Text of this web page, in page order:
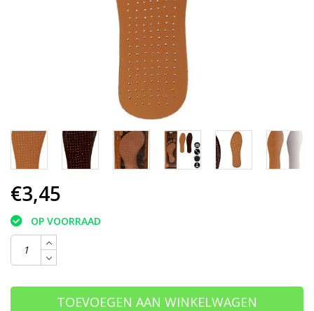
€3,45
OP VOORRAAD
TOEVOEGEN AAN WINKELWAGEN